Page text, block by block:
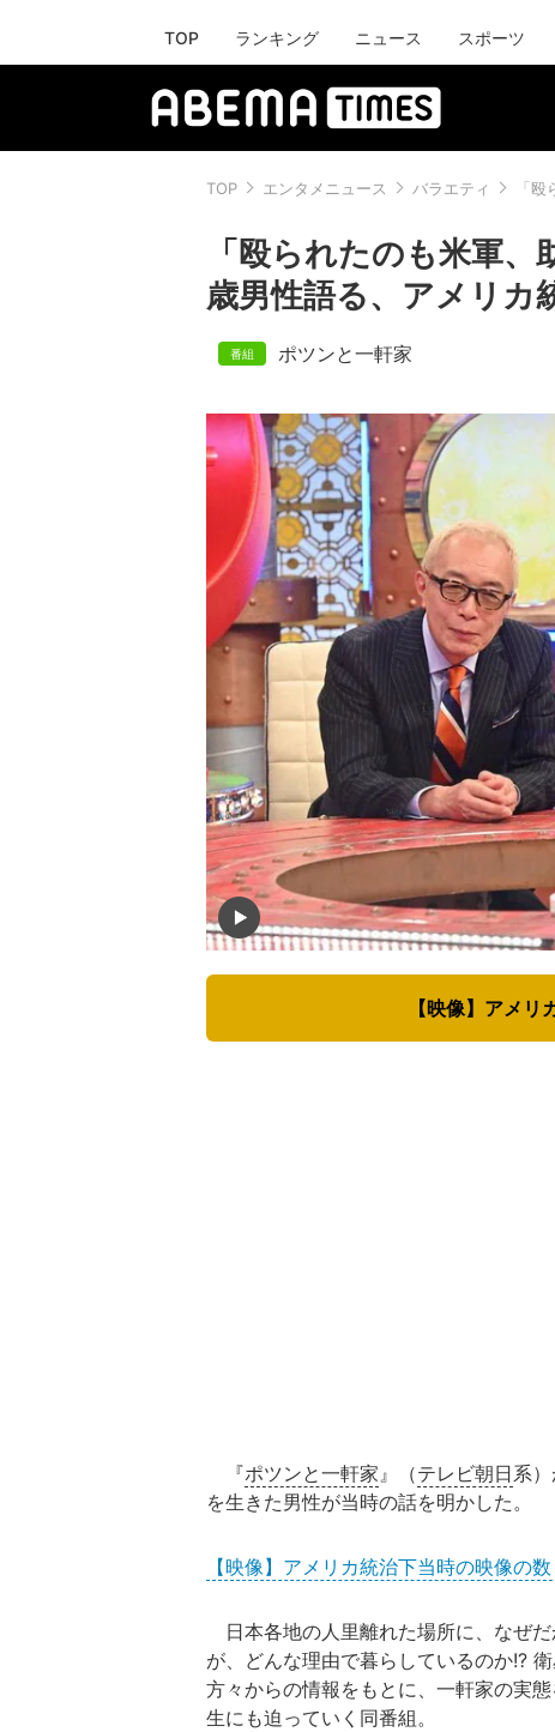
TOP ランキング ニュース スポーツ
TOP エンタメニュース バラエティ 「
「殴られたのも米軍
歳男性語る、アメリカ
ポツンと一軒家
【映像】アメ
『ポツンと一軒家』（テレビ朝日系
を生きた男性が当時の話を明かした。
【映像】アメリカ統治下当時の映像の数
日本各地の人里離れた場所に、なぜ
が、どんな理由で暮らしているのか!?
方々からの情報をもとに、一軒家の実
生にも迫っていく同番組。